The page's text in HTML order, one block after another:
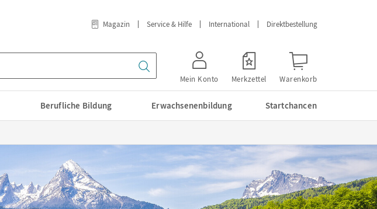
Magazin Service & Hilfe International Direktbestellung
Mein Konto Merkzettel Warenkorb
Berufliche Bildung Erwachsenenbildung Startchancen